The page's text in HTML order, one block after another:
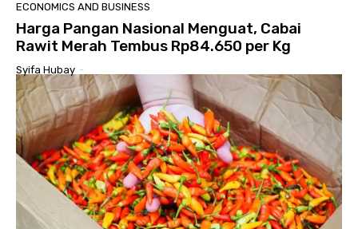
ECONOMICS AND BUSINESS
Harga Pangan Nasional Menguat, Cabai
Rawit Merah Tembus Rp84.650 per Kg
Syifa Hubay -